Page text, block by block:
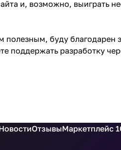
и, возможно, выиграть
полезным, буду благодарен
поддержать разработку
ОтзывыМаркетплейс